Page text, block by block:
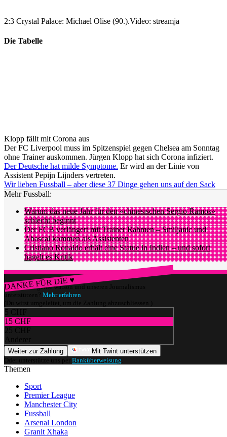
2:3 Crystal Palace: Michael Olise (90.).Video: streamja
Die Tabelle
Klopp fällt mit Corona aus
Der FC Liverpool muss im Spitzenspiel gegen Chelsea am Sonntag
ohne Trainer auskommen. Jürgen Klopp hat sich Corona infiziert.
Der Deutsche hat milde Symptome. Er wird an der Linie von
Assistent Pepijn Lijnders vertreten.
Wir lieben Fussball – aber diese 37 Dinge gehen uns auf den Sack
Mehr Fussball:
Warum das neue Jahr für den «chinesischen Sergio Ramos»
schlecht beginnt
Der FCB verlängert mit Trainer Rahmen – Smiljanic und
Abascal kommen als Assistenten
Cristiano Ronaldo erhält eine Statue in Indien – und sofort
hagelt es Kritik
DANKE FÜR DIE ♥
Würdest du gerne watson und unseren Journalismus
unterstützen? Mehr erfahren
(Du wirst umgeleitet, um die Zahlung abzuschliessen.)
5 CHF
15 CHF
25 CHF
Anderer
Weiter zur Zahlung
Mit Twint unterstützen
Oder unterstütze uns per Banküberweisung
Themen
Sport
Premier League
Manchester City
Fussball
Arsenal London
Granit Xhaka